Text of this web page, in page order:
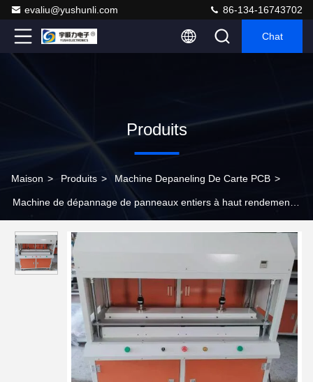
evaliu@yushunli.com 86-134-16743702
Chat
Produits
Maison > Produits > Machine Depaneling De Carte PCB >
Machine de dépannage de panneaux entiers à haut rendement